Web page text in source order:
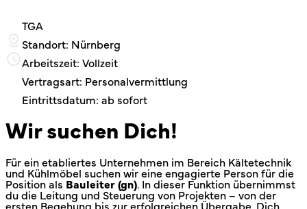
TGA
Standort: Nürnberg
Arbeitszeit: Vollzeit
Vertragsart: Personalvermittlung
Eintrittsdatum: ab sofort
Wir suchen Dich!
Für ein etabliertes Unternehmen im Bereich Kältetechnik
und Kühlmöbel suchen wir eine engagierte Person für die
Position als Bauleiter (gn). In dieser Funktion übernimmst
du die Leitung und Steuerung von Projekten – von der
ersten Begehung bis zur erfolgreichen Übergabe. Dich